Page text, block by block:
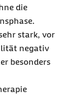
die
stark, vor
negativ
besonders